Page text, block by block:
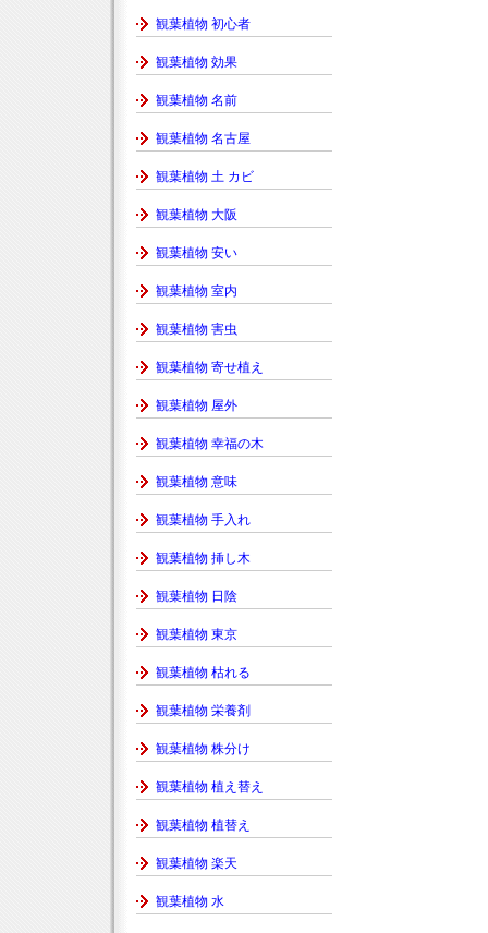
観葉植物 初心者
観葉植物 効果
観葉植物 名前
観葉植物 名古屋
観葉植物 土 カビ
観葉植物 大阪
観葉植物 安い
観葉植物 室内
観葉植物 害虫
観葉植物 寄せ植え
観葉植物 屋外
観葉植物 幸福の木
観葉植物 意味
観葉植物 手入れ
観葉植物 挿し木
観葉植物 日陰
観葉植物 東京
観葉植物 枯れる
観葉植物 栄養剤
観葉植物 株分け
観葉植物 植え替え
観葉植物 植替え
観葉植物 楽天
観葉植物 水